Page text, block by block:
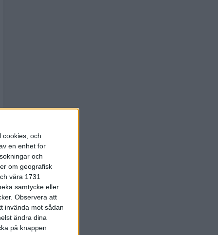
cookies, och
en enhet for
och
om geografisk
våra 1731
samtycke eller
Observera att
invända mot sådan
ändra dina
på knappen